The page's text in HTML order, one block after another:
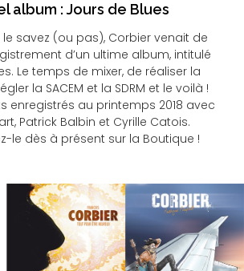
album : Jours de Blues
savez (ou pas), Corbier venait de
d’un ultime album, intitulé
Le temps de mixer, de réaliser la
la SACEM et la SDRM et le voilà !
enregistrés au printemps 2018 avec
Patrick Balbin et Cyrille Catois.
le dès à présent sur la Boutique !